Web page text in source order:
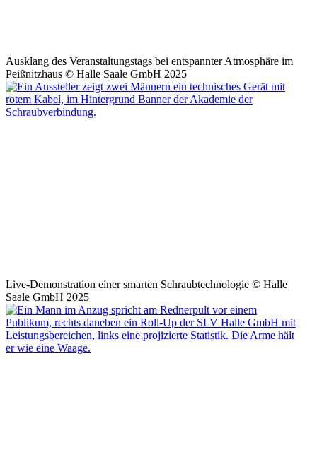
Ausklang des Veranstaltungstags bei entspannter Atmosphäre im
Peißnitzhaus © Halle Saale GmbH 2025
Live-Demonstration einer smarten Schraubtechnologie © Halle
Saale GmbH 2025